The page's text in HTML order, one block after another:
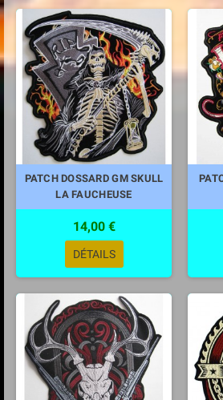
PATCH DOSSARD GM SKULL
LA FAUCHEUSE
14,00 €
DÉTAILS